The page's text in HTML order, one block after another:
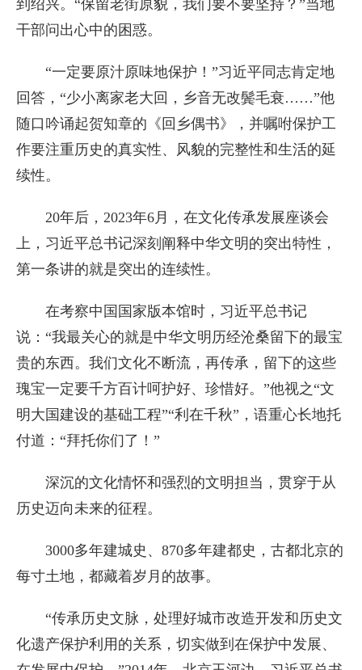
到绍兴。“保留老街原貌，我们要不要坚持？”当地
干部问出心中的困惑。
“一定要原汁原味地保护！”习近平同志肯定地
回答，“少小离家老大回，乡音无改鬓毛衰……”他
随口吟诵起贺知章的《回乡偶书》，并嘱咐保护工
作要注重历史的真实性、风貌的完整性和生活的延
续性。
20年后，2023年6月，在文化传承发展座谈会
上，习近平总书记深刻阐释中华文明的突出特性，
第一条讲的就是突出的连续性。
在考察中国国家版本馆时，习近平总书记
说：“我最关心的就是中华文明历经沧桑留下的最宝
贵的东西。我们文化不断流，再传承，留下的这些
瑰宝一定要千方百计呵护好、珍惜好。”他视之“文
明大国建设的基础工程”“利在千秋”，语重心长地托
付道：“拜托你们了！”
深沉的文化情怀和强烈的文明担当，贯穿于从
历史迈向未来的征程。
3000多年建城史、870多年建都史，古都北京的
每寸土地，都藏着岁月的故事。
“传承历史文脉，处理好城市改造开发和历史文
化遗产保护利用的关系，切实做到在保护中发展、